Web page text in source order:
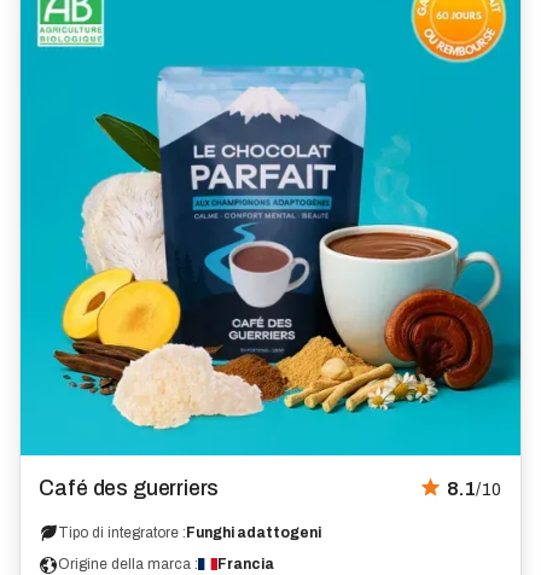
Café des guerriers 8.1/10
Tipo di integratore : Funghi adattogeni
Origine della marca :
Francia